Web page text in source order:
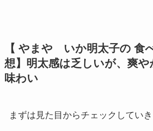
【 やまや いか明太子の 食
想】明太感は乏しいが、爽や
味わい
まずは見た目からチェックしていき